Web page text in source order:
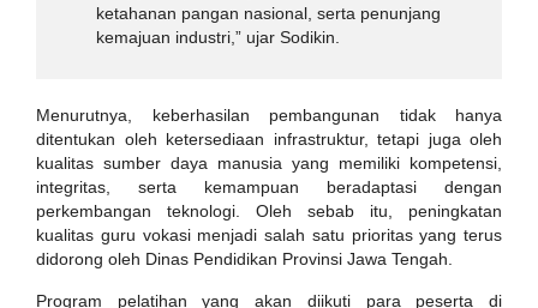
ketahanan pangan nasional, serta penunjang
kemajuan industri,” ujar Sodikin.
Menurutnya, keberhasilan pembangunan tidak hanya
ditentukan oleh ketersediaan infrastruktur, tetapi juga oleh
kualitas sumber daya manusia yang memiliki kompetensi,
integritas, serta kemampuan beradaptasi dengan
perkembangan teknologi. Oleh sebab itu, peningkatan
kualitas guru vokasi menjadi salah satu prioritas yang terus
didorong oleh Dinas Pendidikan Provinsi Jawa Tengah.
Program pelatihan yang akan diikuti para peserta di